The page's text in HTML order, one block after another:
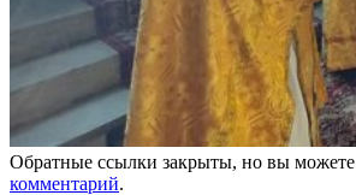
Обратные ссылки закрыты, но вы можете
комментарий.